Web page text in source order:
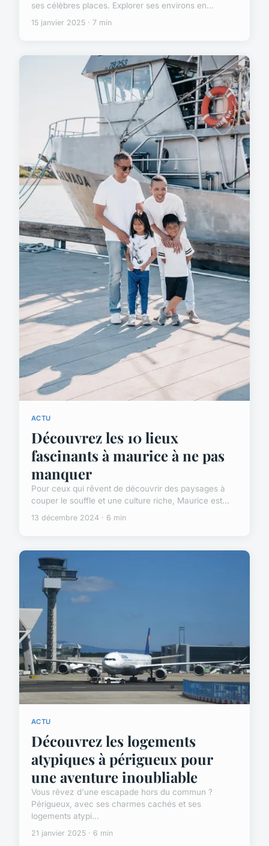
ses célèbres places. Explorer ses environs en...
15 janvier 2025 · 7 min
ACTU
Découvrez les 10 lieux
fascinants à maurice à ne pas
manquer
Pour ceux qui rêvent de découvrir des paysages à
couper le souffle et une culture riche, Maurice est...
13 décembre 2024 · 6 min
ACTU
Découvrez les logements
atypiques à périgueux pour
une aventure inoubliable
Vous rêvez d'une escapade hors du commun ?
Périgueux, avec ses charmes cachés et ses
logements atypi...
21 janvier 2025 · 6 min